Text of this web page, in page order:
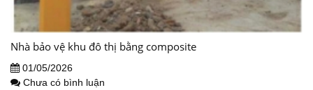
Nhà bảo vệ khu đô thị bằng composite
01/05/2026
Chưa có bình luận